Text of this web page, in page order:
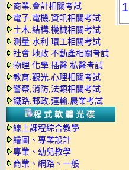
商業.會計相關考試
電子.電機.資訊相關考試
土木.結構.機械相關考試
測量.水利.環工相關考試
社會.地政.不動產相關考試
物理.化學.插醫.私醫考試
教育.觀光.心理相關考試
警察,消防,法類相關考試
鐵路.郵政.運輸.農業考試
程式軟體光碟
線上課程綜合教學
繪圖、專業設計
專業、幼兒教學
商業、網路、一般